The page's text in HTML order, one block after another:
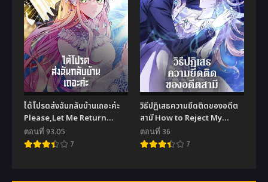
ได้โปรดส่งฉันกลับบ้านเถอะค่ะ
Please,Let Me Return
Home
ตอนที่ 93.05
7
วิธีปฏิเสธความยึดติดของอดีต
สามี How to Reject My
Obsessive Ex-husband
ตอนที่ 36
7